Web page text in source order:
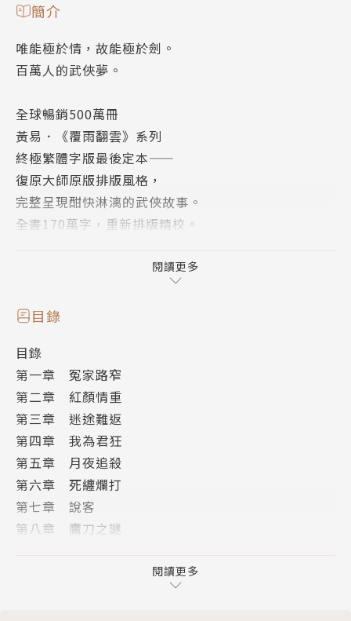
簡介
唯能極於情，故能極於劍。
百萬人的武俠夢。
全球暢銷500萬冊
黃易．《覆雨翻雲》系列
終極繁體字版最後定本——
復原大師原版排版風格，
完整呈現酣快淋漓的武俠故事。
全書170萬字，重新排版精校。
重出江湖，更練成魔門千古絕傳「道心種魔」，儼然將
一統黑道，進而顛覆剛成立的大明王朝！
怒蛟幫首席高手覆雨劍浪翻雲，傷亡妻之逝，壯志沉
埋。人人都以為他已成廢人，他卻因至深極情得悟劍
道，怒蛟島一戰，力退兩大凶地來襲，奠定了黑榜榜首
與天下第一劍手的地位，成為魔師龐斑的唯一勁敵！
一場爭雄武林、謀奪皇權的狂瀾，瞬間席捲天下。八月
閱讀更多
目錄
目錄
第一章 冤家路窄
第二章 紅顏情重
第三章 迷途難返
第四章 我為君狂
第五章 月夜追殺
第六章 死纏爛打
第七章 說客
第八章 鷹刀之謎
閱讀更多